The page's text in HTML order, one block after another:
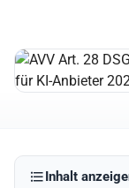
Inhalt